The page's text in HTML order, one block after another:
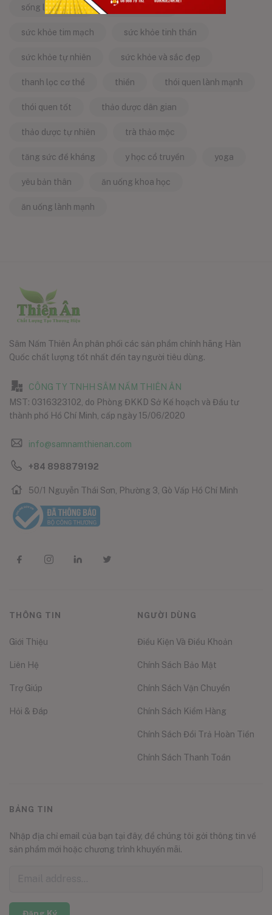
sống lành mạnh sống tích cực
sức khỏe tim mạch sức khỏe tinh thần
sức khỏe tự nhiên sức khỏe và sắc đẹp
thanh lọc cơ thể thiền thói quen lành mạnh
thói quen tốt thảo dược dân gian
thảo dược tự nhiên trà thảo mộc
tăng sức đề kháng y học cổ truyền yoga
yêu bản thân ăn uống khoa học
ăn uống lành mạnh
Sâm Nấm Thiên Ân phân phối các sản phẩm chính hãng Hàn
Quốc chất lượng tốt nhất đến tay người tiêu dùng.
CÔNG TY TNHH SÂM NẤM THIÊN ÂN
MST: 0316323102, do Phòng ĐKKD Sở Kế hoạch và Đầu tư
thành phố Hồ Chí Minh, cấp ngày 15/06/2020
info@samnamthienan.com
+84 898879192
50/1 Nguyễn Thái Sơn, Phường 3, Gò Vấp Hồ Chí Minh
THÔNG TIN
Giới Thiệu
Liên Hệ
Trợ Giúp
Hỏi & Đáp
NGƯỜI DÙNG
Điều Kiện Và Điều Khoản
Chính Sách Bảo Mật
Chính Sách Vận Chuyển
Chính Sách Kiểm Hàng
Chính Sách Đổi Trả Hoàn Tiền
Chính Sách Thanh Toán
BẢNG TIN
Nhập địa chỉ email của bạn tại đây, để chúng tôi gởi thông tin về
sản phẩm mới hoặc chương trình khuyến mãi.